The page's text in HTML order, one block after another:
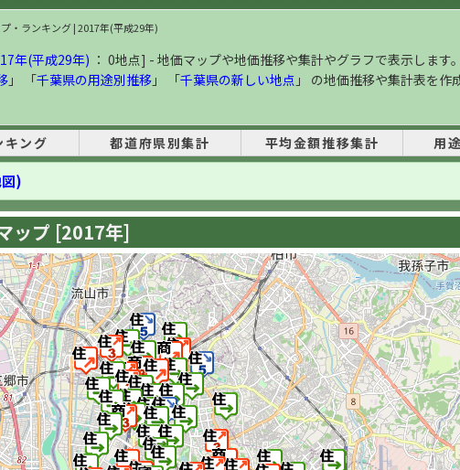
・ランキング | 2017年(平成29年)
年(平成29年) ： 0地点] - 地価マップや地価推移や集計やグラフで表示します
」 「千葉県の用途別推移」 「千葉県の新しい地点 」 の地価推移や集計表を作
キング 都道府県別集計 平均金額推移集計 用
)
ップ [2017年]